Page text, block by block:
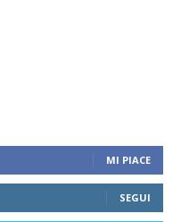
MI PIACE
SEGUI